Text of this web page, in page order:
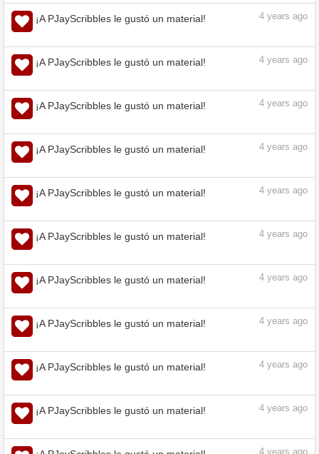
¡A PJayScribbles le gustó un material! 4 years ago
¡A PJayScribbles le ha gustado un artículo de
4 years ago
¡A PJayScribbles le gustó un material! years ago
¡A PJayScribbles le gustó un material! years ago
¡A PJayScribbles le gustó un material! years ago
¡A PJayScribbles le gustó un material! years ago
¡A PJayScribbles le gustó un material! years ago
¡A PJayScribbles le gustó un material! years ago
¡A PJayScribbles le gustó un material! years ago
¡A PJayScribbles le gustó un material! years ago